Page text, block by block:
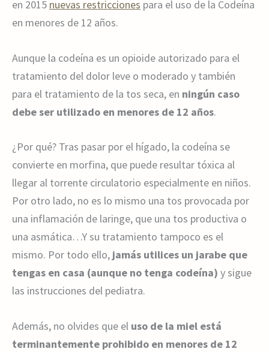
en 2015 nuevas restricciones para el uso de la Codeína
en menores de 12 años.
Aunque la codeína es un opioide autorizado para el
tratamiento del dolor leve o moderado y también
para el tratamiento de la tos seca, en ningún caso
debe ser utilizado en menores de 12 años.
¿Por qué? Tras pasar por el hígado, la codeína se
convierte en morfina, que puede resultar tóxica al
llegar al torrente circulatorio especialmente en niños.
Por otro lado, no es lo mismo una tos provocada por
una inflamación de laringe, que una tos productiva o
una asmática…Y su tratamiento tampoco es el
mismo. Por todo ello, jamás utilices un jarabe que
tengas en casa (aunque no tenga codeína) y sigue
las instrucciones del pediatra.
Además, no olvides que el uso de la miel está
terminantemente prohibido en menores de 12